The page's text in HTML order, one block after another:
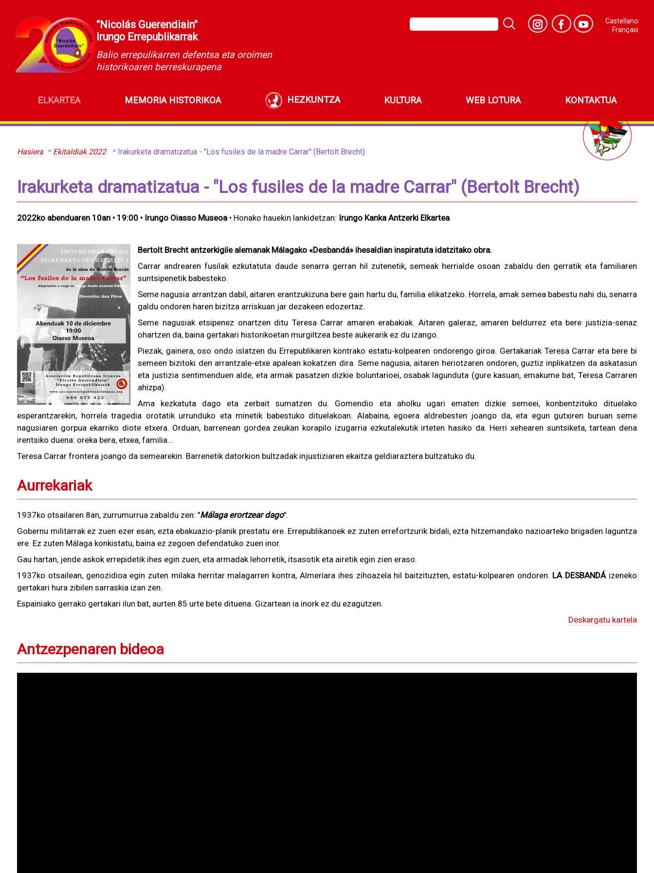
"Nicolás Guerendiain"
Irungo Errepublikarrak
Balio errepulikarren defentsa eta oroimen
historikoaren berreskurapena
Castellano
Français
ELKARTEA MEMORIA HISTORIKOA HEZKUNTZA KULTURA WEB LOTURA KONTAKTUA
Hasiera Ekitaldiak 2022 Irakurketa dramatizatua - "Los fusiles de la madre Carrar" (Bertolt Brecht)
Irakurketa dramatizatua - "Los fusiles de la madre Carrar" (Bertolt Brecht)
2022ko abenduaren 10an • 19:00 • Irungo Oiasso Museoa • Honako hauekin lankidetzan: Irungo Kanka Antzerki Elkartea
Bertolt Brecht antzerkigile alemanak Málagako «Desbandá» ihesaldian inspiratuta idatzitako obra.
Carrar andrearen fusilak ezkutatuta daude senarra gerran hil zutenetik, semeak herrialde osoan zabaldu den gerratik eta familiaren
suntsipenetik babesteko.
Seme nagusia arrantzan dabil, aitaren erantzukizuna bere gain hartu du, familia elikatzeko. Horrela, amak semea babestu nahi du, senarra
galdu ondoren haren bizitza arriskuan jar dezakeen edozertaz.
Seme nagusiak etsipenez onartzen ditu Teresa Carrar amaren erabakiak. Aitaren galeraz, amaren beldurrez eta bere justizia-senaz
ohartzen da, baina gertakari historikoetan murgiltzea beste aukerarik ez du izango.
Piezak, gainera, oso ondo islatzen du Errepublikaren kontrako estatu-kolpearen ondorengo giroa. Gertakariak Teresa Carrar eta bere bi
semeen bizitoki den arrantzale-etxe apalean kokatzen dira. Seme nagusia, aitaren heriotzaren ondoren, guztiz inplikatzen da askatasun
eta justizia sentimenduen alde, eta armak pasatzen dizkie boluntarioei, osabak lagunduta (gure kasuan, emakume bat, Teresa Carraren
ahizpa).
Ama kezkatuta dago eta zerbait sumatzen du. Gomendio eta aholku ugari ematen dizkie semeei, konbentzituko dituelako
esperantzarekin, horrela tragedia orotatik urrunduko eta minetik babestuko dituelakoan. Alabaina, egoera aldrebesten joango da, eta egun gutxiren buruan seme
nagusiaren gorpua ekarriko diote etxera. Orduan, barrenean gordea zeukan korapilo izugarria ezkutalekutik irteten hasiko da. Herri xehearen suntsiketa, tartean dena
irentsiko duena: oreka bera, etxea, familia...
Teresa Carrar frontera joango da semearekin. Barrenetik datorkion bultzadak injustiziaren ekaitza geldiaraztera bultzatuko du.
Aurrekariak
1937ko otsailaren 8an, zurrumurrua zabaldu zen: "Málaga erortzear dago".
Gobernu militarrak ez zuen ezer esan, ezta ebakuazio-planik prestatu ere. Errepublikanoek ez zuten errefortzurik bidali, ezta hitzemandako nazioarteko brigaden laguntza
ere. Ez zuten Málaga konkistatu, baina ez zegoen defendatuko zuen inor.
Gau hartan, jende askok errepidetik ihes egin zuen, eta armadak lehorretik, itsasotik eta airetik egin zien eraso.
1937ko otsailean, genozidioa egin zuten milaka herritar malagarren kontra, Almeríara ihes zihoazela hil baitzituzten, estatu-kolpearen ondoren. LA DESBANDÁizeneko
gertakari hura zibilen sarraskia izan zen.
Espainiako gerrako gertakari ilun bat, aurten 85 urte bete dituena. Gizartean ia inork ez du ezagutzen.
Deskargatu kartela
Antzezpenaren bideoa